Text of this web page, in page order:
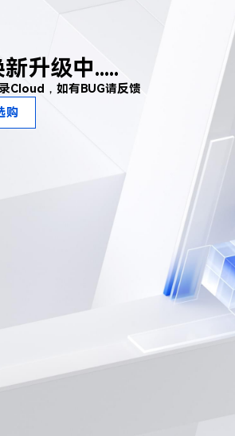
升级中.....
Cloud，如有BUG请反馈
购